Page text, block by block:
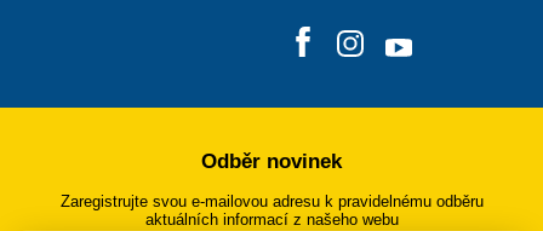
Odběr novinek
Zaregistrujte svou e-mailovou adresu k pravidelnému odběru
aktuálních informací z našeho webu